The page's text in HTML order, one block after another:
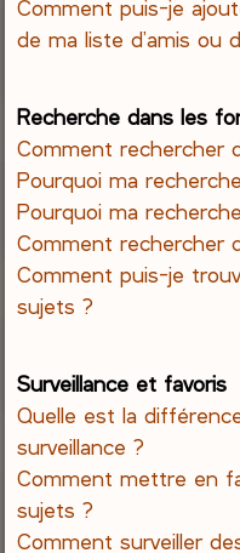
Comment puis-je
de ma liste d’amis ou
Recherche dans les
Comment rechercher
Pourquoi ma
Pourquoi ma
Comment rechercher
Comment puis-je
sujets ?
Surveillance et favoris
Quelle est la
surveillance ?
Comment mettre en
sujets ?
Comment surveiller